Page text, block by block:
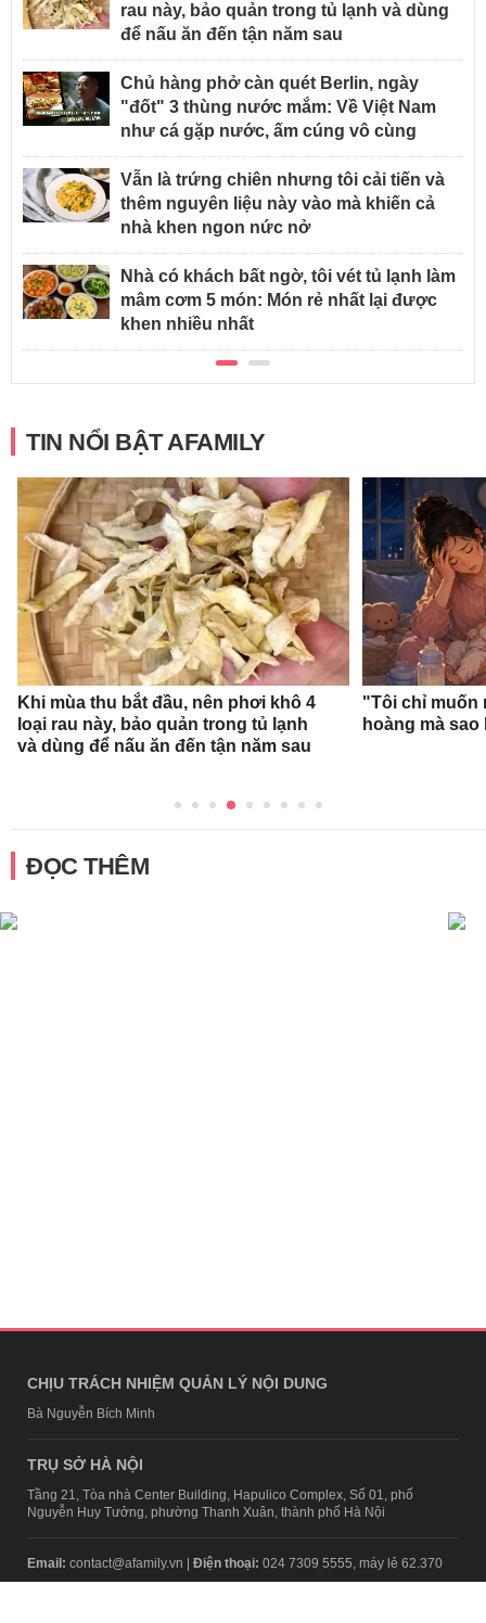
rau này, bảo quản trong tủ lạnh và dùng
để nấu ăn đến tận năm sau
Chủ hàng phở càn quét Berlin, ngày
"đốt" 3 thùng nước mắm: Về Việt Nam
như cá gặp nước, ấm cúng vô cùng
Vẫn là trứng chiên nhưng tôi cải tiến và
thêm nguyên liệu này vào mà khiến cả
nhà khen ngon nức nở
Nhà có khách bất ngờ, tôi vét tủ lạnh làm
mâm cơm 5 món: Món rẻ nhất lại được
khen nhiều nhất
TIN NỔI BẬT AFAMILY
Khi mùa thu bắt đầu, nên phơi khô 4
loại rau này, bảo quản trong tủ lạnh
và dùng để nấu ăn đến tận năm sau
"Tôi chỉ muốn
hoàng mà
ĐỌC THÊM
CHỊU TRÁCH NHIỆM QUẢN LÝ NỘI DUNG
Bà Nguyễn Bích Minh
TRỤ SỞ HÀ NỘI
Tầng 21, Tòa nhà Center Building, Hapulico Complex, Số 01, phố
Nguyễn Huy Tưởng, phường Thanh Xuân, thành phố Hà Nội
Email: contact@afamily.vn | Điện thoại: 024 7309 5555, máy lẻ 62.370